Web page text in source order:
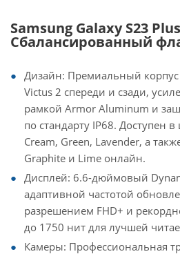
Samsung Galaxy S23
Сбалансированный
Дизайн: Премиальный корпус
Victus 2 спереди и сзади,
рамкой Armor Aluminum и
по стандарту IP68. Доступен
Cream, Green, Lavender, а
Graphite и Lime онлайн.
Дисплей: 6.6-дюймовый
адаптивной частотой
разрешением FHD+ и
до 1750 нит для лучшей
Камеры: Профессиональная